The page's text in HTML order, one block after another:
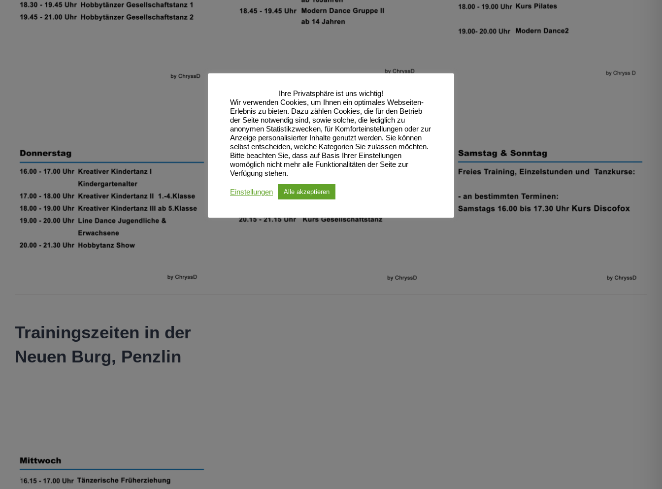
Trainingszeiten in der
Neuen Burg, Penzlin
Ihre Privatsphäre ist uns wichtig!
Wir verwenden Cookies, um Ihnen ein optimales Webseiten-
Erlebnis zu bieten. Dazu zählen Cookies, die für den Betrieb
der Seite notwendig sind, sowie solche, die lediglich zu
anonymen Statistikzwecken, für Komforteinstellungen oder zur
Anzeige personalisierter Inhalte genutzt werden. Sie können
selbst entscheiden, welche Kategorien Sie zulassen möchten.
Bitte beachten Sie, dass auf Basis Ihrer Einstellungen
womöglich nicht mehr alle Funktionalitäten der Seite zur
Verfügung stehen.
Einstellungen Alle akzeptieren